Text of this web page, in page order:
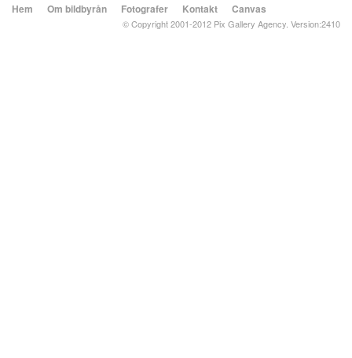
Hem Om bildbyrån Fotografer Kontakt Canvas
© Copyright 2001-2012 Pix Gallery Agency. Version:2410